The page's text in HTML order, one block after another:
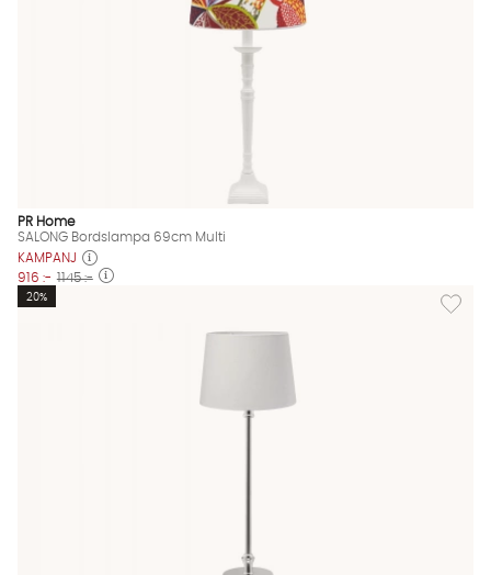
PR Home
SALONG Bordslampa 69cm Multi
KAMPANJ
916 :- 1145 :-
Lägg
20%